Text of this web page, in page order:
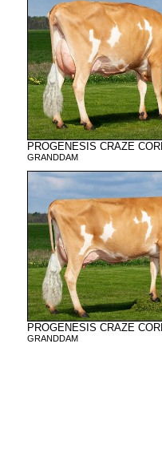
PROGENESIS CRAZE
GRANDDAM
PROGENESIS CRAZE
GRANDDAM